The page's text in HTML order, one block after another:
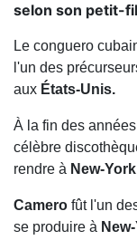
selon son petit-
Le conguero
l'un des
aux États-Unis.
À la fin des
célèbre
rendre à New-
Camero fût l'un
se produire à